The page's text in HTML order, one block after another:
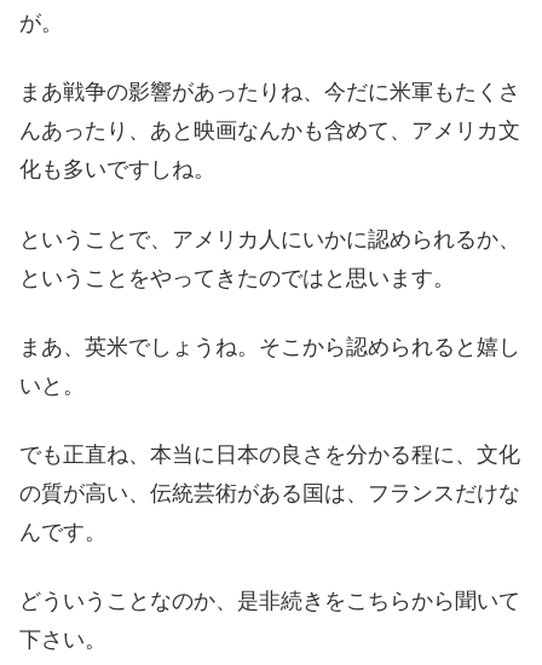
が。
まあ戦争の影響があったりね、今だに米軍もたくさ
んあったり、あと映画なんかも含めて、アメリカ文
化も多いですしね。
ということで、アメリカ人にいかに認められるか、
ということをやってきたのではと思います。
まあ、英米でしょうね。そこから認められると嬉し
いと。
でも正直ね、本当に日本の良さを分かる程に、文化
の質が高い、伝統芸術がある国は、フランスだけな
んです。
どういうことなのか、是非続きをこちらから聞いて
下さい。